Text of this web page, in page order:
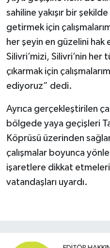
sahiline yakışır bir
getirmek için
her şeyin en güzelini
Silivri’mizi, Silivri’nin
çıkarmak için
ediyoruz” dedi.
Ayrıca gerçekleştirilen
bölgede yaya geçişleri
Köprüsü üzerinden
çalışmalar boyunca
işaretlere dikkat
vatandaşları uyardı.